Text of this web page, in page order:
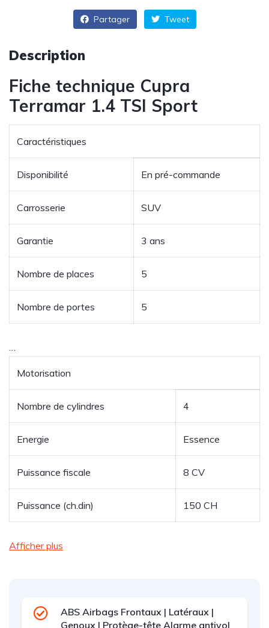
Partager Tweet
Description
Fiche technique Cupra
Terramar 1.4 TSI Sport
Caractéristiques
Disponibilité En pré-commande
Carrosserie SUV
Garantie 3 ans
Nombre de places 5
Nombre de portes 5
…
Motorisation
Nombre de cylindres 4
Energie Essence
Puissance fiscale 8 CV
Puissance (ch.din) 150 CH
Afficher plus
ABS Airbags Frontaux | Latéraux |
Genoux | Protège-tête Alarme antivol